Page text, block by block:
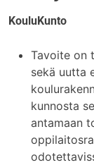
KouluKunto
Tavoite on
sekä uutta
kunnosta
antamaan